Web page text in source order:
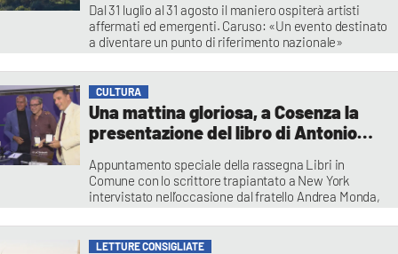
Dal 31 luglio al 31 agosto il maniero ospiterà artisti
affermati ed emergenti. Caruso: «Un evento destinato
a diventare un punto di riferimento nazionale»
CULTURA
Una mattina gloriosa, a Cosenza la
presentazione del libro di Antonio
Appuntamento speciale della rassegna Libri in
Comune con lo scrittore trapiantato a New York
intervistato nell’occasione dal fratello Andrea Monda,
Salvatore Bruno
LETTURE CONSIGLIATE